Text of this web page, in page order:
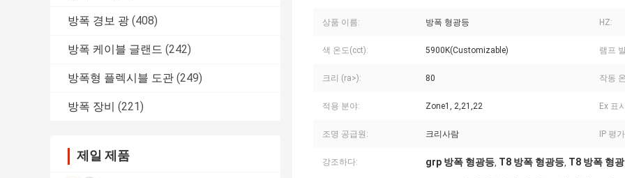
방폭 경보 광 (408)
방폭 케이블 글랜드 (242)
방폭형 플렉시블 도관 (249)
방폭 장비 (221)
제일 제품
상품 이름: 방폭 형광등 HZ:
색 온도(cct): 5900K(Customizable) 램프
크리 (ra>): 80 작동
적용 분야: Zone1, 2,21,22 Ex 표
조명 공급원: 크리사람 IP 평
강조하다: grp 방폭 형광등, T8 방폭 형광등, T8 방폭 형